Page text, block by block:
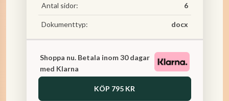
Antal sidor: 6
Dokumenttyp: docx
Shoppa nu. Betala inom 30 dagar
med Klarna
KÖP 795 KR